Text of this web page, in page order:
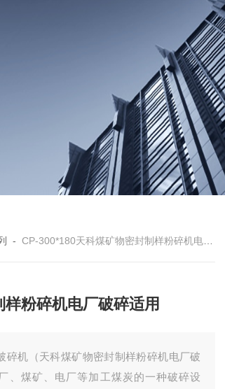
-CP-300*180天科煤矿物密封制样粉碎机电厂破碎适用
粉碎机电厂破碎适用
碎机（天科煤矿物密封制样粉碎机电厂破
、煤矿、电厂等加工煤炭的一种破碎设